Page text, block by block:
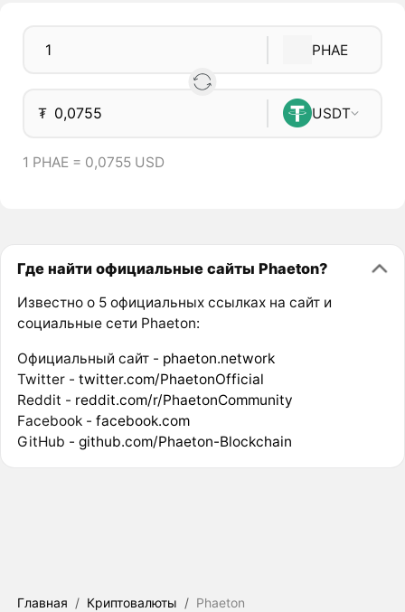
PHAE
₮ USDT
1 PHAE = 0,0755 USD
Где найти официальные сайты Phaeton?
Известно о 5 официальных ссылках на сайт и
социальные сети Phaeton:
Официальный сайт - phaeton.network
Twitter - twitter.com/PhaetonOfficial
Reddit - reddit.com/r/PhaetonCommunity
Facebook - facebook.com
GitHub - github.com/Phaeton-Blockchain
Главная / Криптовалюты / Phaeton